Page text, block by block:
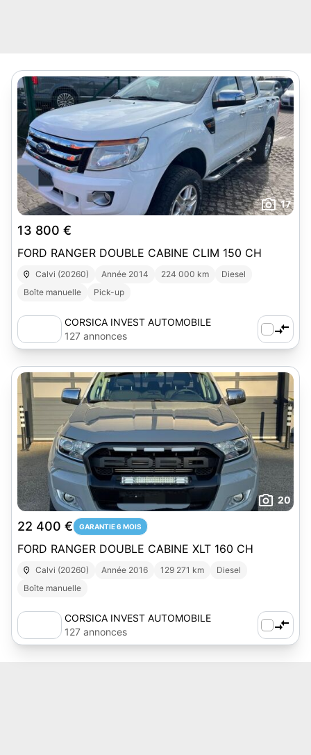
17
13 800 €
FORD RANGER DOUBLE CABINE CLIM 150 CH
Calvi (20260) Année 2014 224 000 km
Diesel
Boîte manuelle
Pick-up
CORSICA INVEST AUTOMOBILE
127 annonces
20
22 400 € GARANTIE 6 MOIS
FORD RANGER DOUBLE CABINE XLT 160 CH
Calvi (20260) Année 2016 129 271 km
Diesel
Boîte manuelle
CORSICA INVEST AUTOMOBILE
127 annonces